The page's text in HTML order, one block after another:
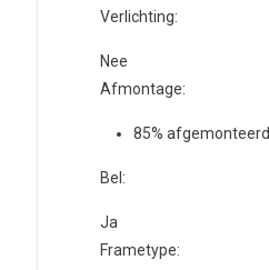
Verlichting:
Nee
Afmontage:
85% afgemonteerd
Bel:
Ja
Frametype: